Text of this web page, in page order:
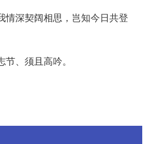
情深契阔相思，岂知今日共登
、须且高吟。